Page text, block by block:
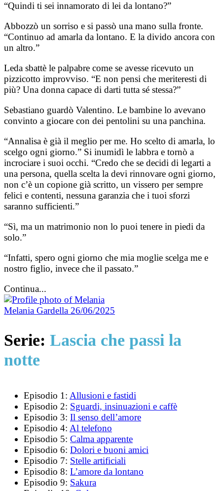
“Quindi ti sei innamorato di lei da lontano?”
Abbozzò un sorriso e si passò una mano sulla fronte.
“Continuo ad amarla da lontano. E la divido ancora con
un altro.”
Leda sbattè le palpabre come se avesse ricevuto un
pizzicotto improvviso. “E non pensi che meriteresti di
più? Una donna capace di darti tutta sé stessa?”
Sebastiano guardò Valentino. Le bambine lo avevano
convinto a giocare con dei pentolini su una panchina.
“Annalisa è già il meglio per me. Ho scelto di amarla, lo
scelgo ogni giorno.” Si inumidì le labbra e tornò a
incrociare i suoi occhi. “Credo che se decidi di legarti a
una persona, quella scelta la devi rinnovare ogni giorno,
non c’è un copione già scritto, un vissero per sempre
felici e contenti, nessuna garanzia che i tuoi sforzi
saranno sufficienti.”
“Sì, ma un matrimonio non lo puoi tenere in piedi da
solo.”
“Infatti, spero ogni giorno che mia moglie scelga me e
nostro figlio, invece che il passato.”
Continua...
Melania Gardella 26/06/2025
Serie: Lascia che passi la
notte
Episodio 1: Allusioni e fastidi
Episodio 2: Sguardi, insinuazioni e caffè
Episodio 3: Il senso dell’amore
Episodio 4: Al telefono
Episodio 5: Calma apparente
Episodio 6: Dolori e buoni amici
Episodio 7: Stelle artificiali
Episodio 8: L’amore da lontano
Episodio 9: Sakura